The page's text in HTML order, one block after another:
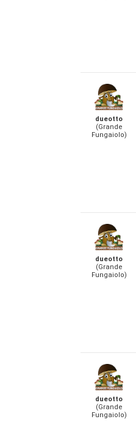
dueotto
(Grande
Fungaiolo)
dueotto
(Grande
Fungaiolo)
dueotto
(Grande
Fungaiolo)